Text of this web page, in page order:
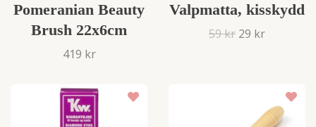
Pomeranian Beauty
Brush 22x6cm
419 kr
Valpmatta, kisskydd
59 kr 29 kr